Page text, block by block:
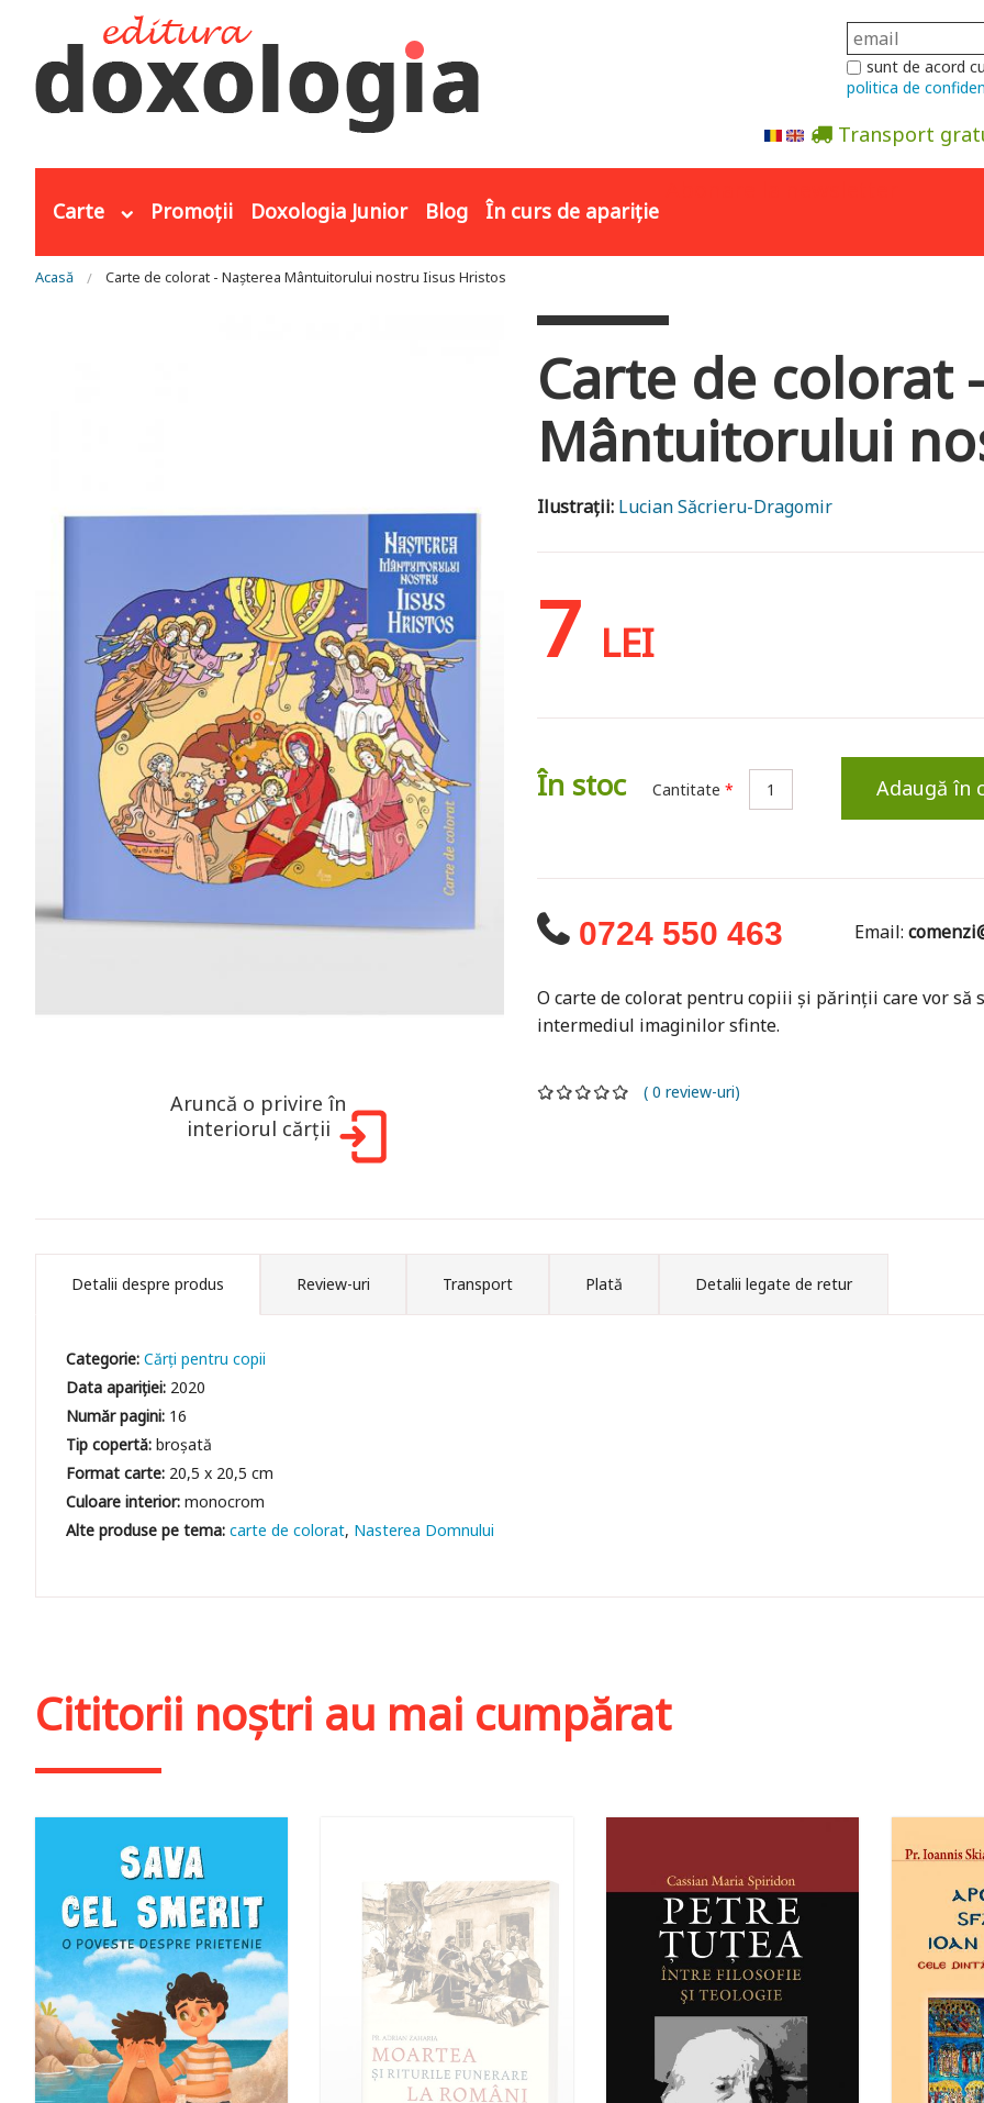
sunt de acord
politica de
Transport
Carte Promoții Doxologia Junior Blog În curs de apariție
Eşti aici
Acasă Carte de colorat - Nașterea Mântuitorului nostru Iisus Hristos
Aruncă o privire în
interiorul cărții
Carte de colorat
Mântuitorului
Ilustrații: Lucian Săcrieru-Dragomir
7 LEI
În stoc Cantitate * Adaugă în
0724 550 463 Email:
O carte de colorat pentru copiii și părinții care vor
intermediul imaginilor sfinte.
( 0 review-uri)
Detalii despre produs Review-uri Transport Plată Detalii legate de retur
Categorie:Cărți pentru copii
Data apariției: 2020
Număr pagini: 16
Tip copertă:broșată
Format carte: 20,5 x 20,5 cm
Culoare interior:monocrom
carte de colorat Nasterea Domnului
Cititorii noștri au mai cumpărat